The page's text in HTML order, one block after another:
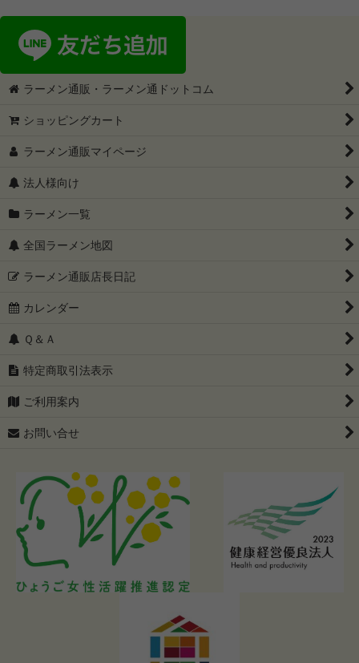
ラーメン通販・ラーメン通ドットコム
ショッピングカート
ラーメン通販マイページ
法人様向け
ラーメン一覧
全国ラーメン地図
ラーメン通販店長日記
カレンダー
Ｑ＆Ａ
特定商取引法表示
ご利用案内
お問い合せ